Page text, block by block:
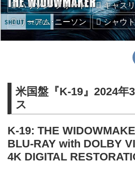
ハリソン･フォード
キャス
リーアム･ニーソン
シャウ
米国盤『K-19』2024年
ス
K-19: THE
BLU-RAY with DOLBY
4K DIGITAL